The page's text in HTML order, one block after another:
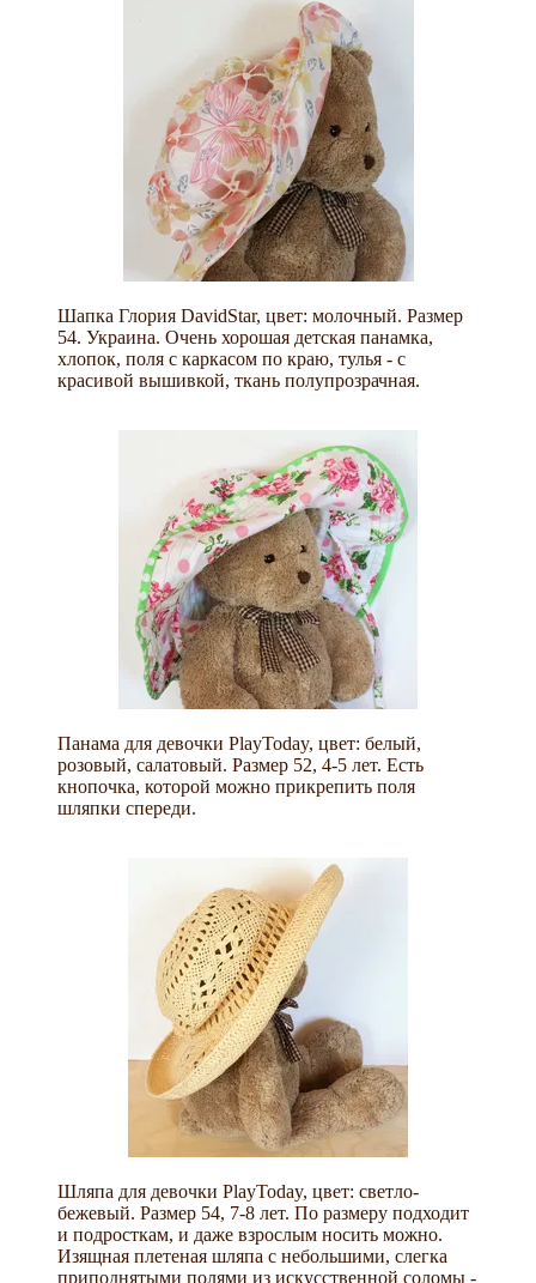
Шапка Глория DavidStar, цвет: молочный. Размер
54. Украина. Очень хорошая детская панамка,
хлопок, поля с каркасом по краю, тулья - с
красивой вышивкой, ткань полупрозрачная.
Панама для девочки PlayToday, цвет: белый,
розовый, салатовый. Размер 52, 4-5 лет. Есть
кнопочка, которой можно прикрепить поля
шляпки спереди.
Шляпа для девочки PlayToday, цвет: светло-
бежевый. Размер 54, 7-8 лет. По размеру подходит
и подросткам, и даже взрослым носить можно.
Изящная плетеная шляпа с небольшими, слегка
приподнятыми полями из искусственной соломы -